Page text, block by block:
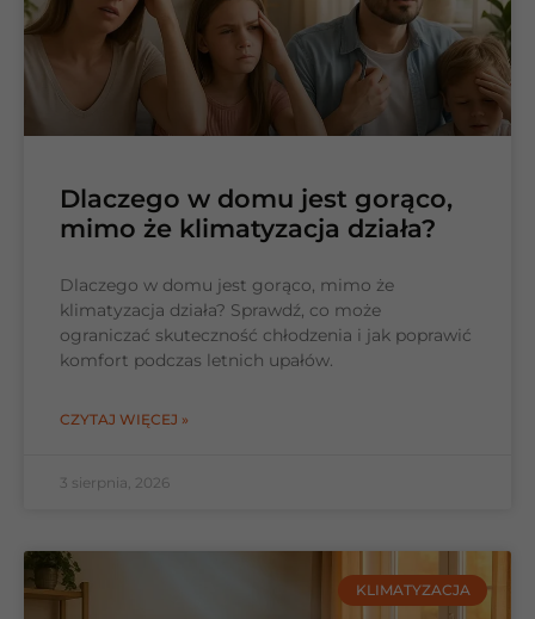
Dlaczego w domu jest gorąco,
mimo że klimatyzacja działa?
Dlaczego w domu jest gorąco, mimo że
klimatyzacja działa? Sprawdź, co może
ograniczać skuteczność chłodzenia i jak poprawić
komfort podczas letnich upałów.
CZYTAJ WIĘCEJ »
3 sierpnia, 2026
KLIMATYZACJA